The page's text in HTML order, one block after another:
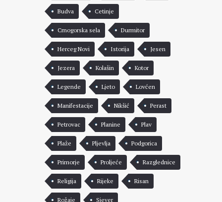
Budva Cetinje
Crnogorska sela Durmitor
Herceg Novi Istorija Jesen
Jezera Kolašin Kotor
Legende Ljeto Lovćen
Manifestacije Nikšić Perast
Petrovac Planine Plav
Plaže Pljevlja Podgorica
Primorje Proljeće Razglednice
Religija Rijeke Risan
Rožaje Sjever